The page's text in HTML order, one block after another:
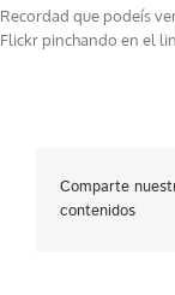
Recordad que podeís
Flickr pinchando en el
Comparte
contenidos